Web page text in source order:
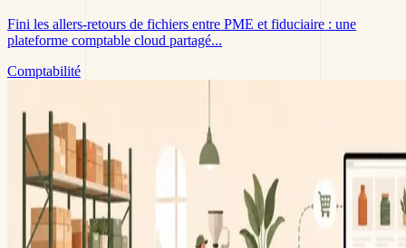
Fini les allers-retours de fichiers entre PME et fiduciaire : une
plateforme comptable cloud partagé...
Comptabilité